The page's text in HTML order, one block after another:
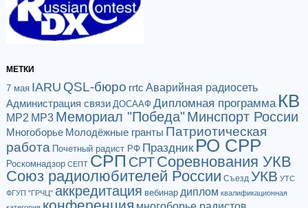
МЕТКИ
7 мая IARU QSL-бюро rrtc Аварийная радиосеть
Администрация связи ДОСААФ Дипломная программа КВ
МР2 МР3 Мемориал "Победа"Минспорт России
Многоборье Молодёжные гранты Патриотическая
работа Почетный радист РФ Праздник РО СРР
Роскомнадзор СЕПТ СРП СРТСоревнования УКВ
Союз радиолюбителей России Съезд УКВ УТС
ФГУП "ГРЧЦ" аккредитация вебинар диплом квалификационная